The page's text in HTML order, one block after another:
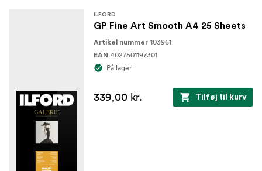
ILFORD
GP Fine Art Smooth A4 25 Sheets
Artikel nummer 103961
EAN 4027501197301
På lager
339,00 kr. Tilføj til kurv